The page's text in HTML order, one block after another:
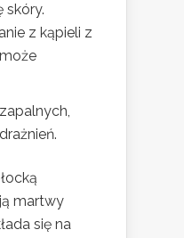
skóry.
z kąpieli z
martwy
się na